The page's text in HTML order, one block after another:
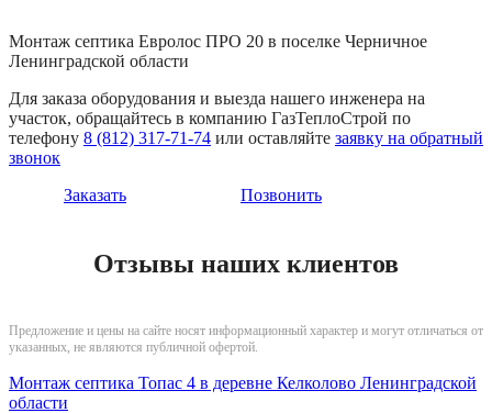
Монтаж септика Евролос ПРО 20 в поселке Черничное
Ленинградской области
Для заказа оборудования и выезда нашего инженера на
участок, обращайтесь в компанию ГазТеплоСтрой по
телефону 8 (812) 317-71-74 или оставляйте заявку на обратный
звонок
Заказать
Позвонить
Отзывы наших клиентов
Предложение и цены на сайте носят информационный характер и могут отличаться от
указанных, не являются публичной офертой.
Монтаж септика Топас 4 в деревне Келколово Ленинградской
области